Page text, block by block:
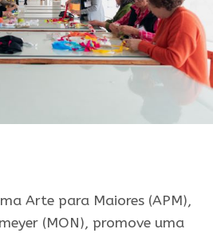
Arte para Maiores (APM),
(MON), promove uma